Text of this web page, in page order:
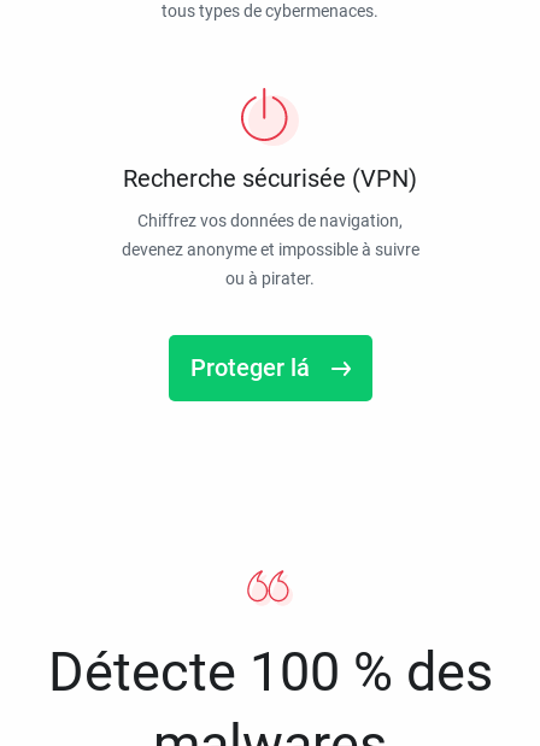
tous types de cybermenaces.
Recherche sécurisée (VPN)
Chiffrez vos données de navigation,
devenez anonyme et impossible à suivre
ou à pirater.
Proteger lá
Détecte 100 % des